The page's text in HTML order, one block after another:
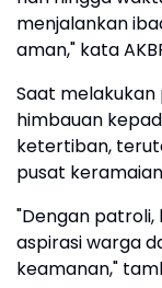
menjalankan
aman," kata
Saat
himbauan
ketertiban,
pusat
"Dengan patroli,
aspirasi warga
keamanan,"